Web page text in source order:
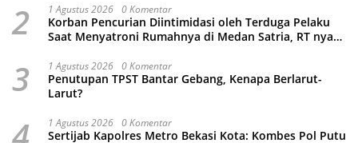
2 1 Agustus 2026 0 Komentar
Korban Pencurian Diintimidasi oleh Terduga Pelaku
Saat Menyatroni Rumahnya di Medan Satria, RT nya
3 1 Agustus 2026 0 Komentar
Penutupan TPST Bantar Gebang, Kenapa Berlarut-
Larut?
1 Agustus 2026 0 Komentar
Sertijab Kapolres Metro Bekasi Kota: Kombes Pol Putu